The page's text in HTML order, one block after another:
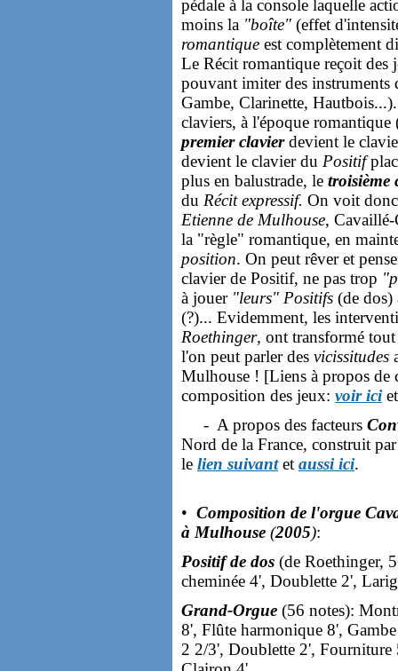
pédale à la console laquelle
moins la "boîte" (effet
romantique est complètement
Le Récit romantique reçoit des
pouvant imiter des
Gambe, Clarinette,
claviers, à l'époque
premier clavierdevient le
devient le clavier du Positif
plus en balustrade, le troisième
du Récit expressif. On voit
Etienne de Mulhouse,
la "règle" romantique, en
position. On peut rêver et
clavier de Positif, ne pas trop
à jouer "leurs" Positifs (de dos)
(?)... Evidemment, les
Roethinger, ont transformé
l'on peut parler des vicissitudes
Mulhouse ! [Liens à propos de
composition des jeux: voir ici
- A propos des facteurs
Nord de la France, construit
le lien suivantet aussi ici.
• Composition de l'orgue
à Mulhouse (2005):
Positif de dos (de Roethinger,
cheminée 4', Doublette 2',
Grand-Orgue (56 notes):
8', Flûte harmonique 8',
2 2/3', Doublette 2',